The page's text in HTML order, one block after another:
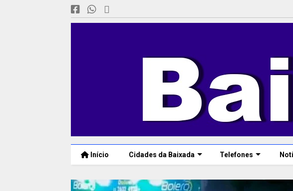
Início Cidades da Baixada Telefones